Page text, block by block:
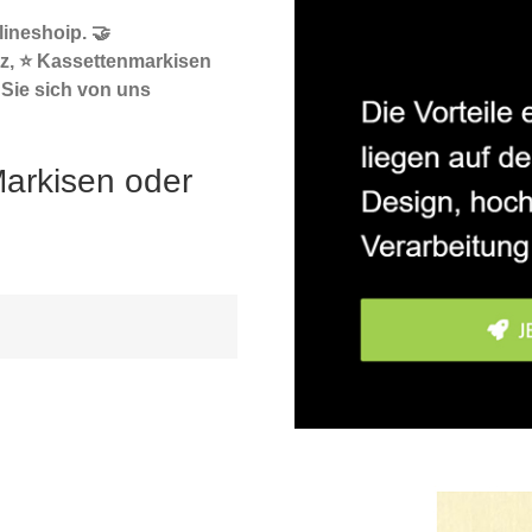
🤝
⭐ Kassettenmarkisen
sich von uns
oder